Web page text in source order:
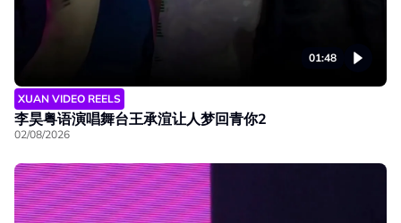
01:48
XUAN VIDEO REELS
李昊粤语演唱舞台王承渲让人梦回青你2
02/08/2026